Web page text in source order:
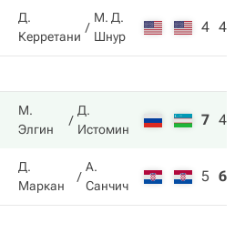
Д.
Керретани
М. Д.
Шнур
4 4
М.
Элгин
Д.
Истомин
7 4
Д.
Маркан
А.
Санчич
5 6